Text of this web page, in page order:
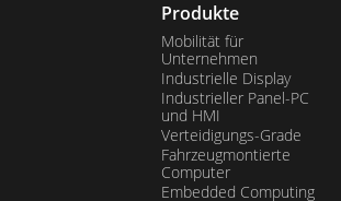
Produkte
Mobilität für
Unternehmen
Industrielle Display
Industrieller Panel-PC
und HMI
Verteidigungs-Grade
Fahrzeugmontierte
Computer
Embedded Computing